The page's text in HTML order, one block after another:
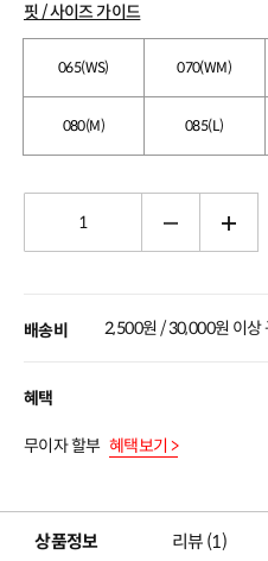
핏 / 사이즈 가이드
065(WS) 070(WM)
080(M) 085(L)
배송비 2,500원 / 30,000원 이상
혜택
무이자 할부 혜택보기 >
상품정보 리뷰 (1)